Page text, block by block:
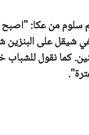
سلوم من عكا:
شيقل على البنزين
كما نقول للشباب